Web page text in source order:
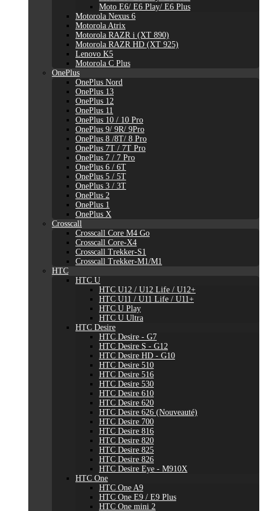
Moto E6/ E6 Play/ E6 Plus
Motorola Nexus 6
Motorola Atrix
Motorola RAZR i (XT 890)
Motorola RAZR HD (XT 925)
Lenovo K5
Motorola C Plus
OnePlus
OnePlus Nord
OnePlus 13
OnePlus 12
OnePlus 11
OnePlus 10 / 10 Pro
OnePlus 9/ 9R/ 9Pro
OnePlus 8 /8T/ 8 Pro
OnePlus 7T / 7T Pro
OnePlus 7 / 7 Pro
OnePlus 6 / 6T
OnePlus 5 / 5T
OnePlus 3 / 3T
OnePlus 2
OnePlus 1
OnePlus X
Crosscall
Crosscall Core M4 Go
Crosscall Core-X4
Crosscall Trekker-S1
Crosscall Trekker-M1/M1
HTC
HTC U
HTC U12 / U12 Life / U12+
HTC U11 / U11 Life / U11+
HTC U Play
HTC U Ultra
HTC Desire
HTC Desire - G7
HTC Desire S - G12
HTC Desire HD - G10
HTC Desire 510
HTC Desire 516
HTC Desire 530
HTC Desire 610
HTC Desire 620
HTC Desire 626 (Nouveauté)
HTC Desire 700
HTC Desire 816
HTC Desire 820
HTC Desire 825
HTC Desire 826
HTC Desire Eye - M910X
HTC One
HTC One A9
HTC One E9 / E9 Plus
HTC One mini 2